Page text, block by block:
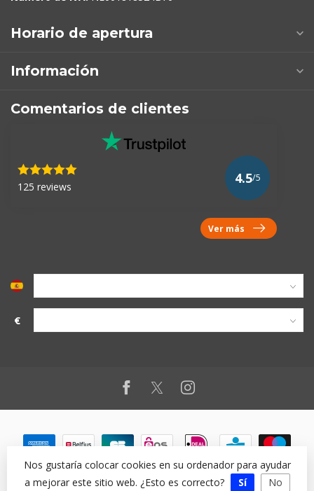
Horario de apertura
Información
Comentarios de clientes
125 reviews
4.5/5
Ver más
€
Nos gustaría colocar cookies en su ordenador para ayudar
a mejorar este sitio web. ¿Esto es correcto?
Sí No